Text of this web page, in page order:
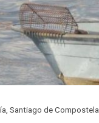
Santiago de Compostela